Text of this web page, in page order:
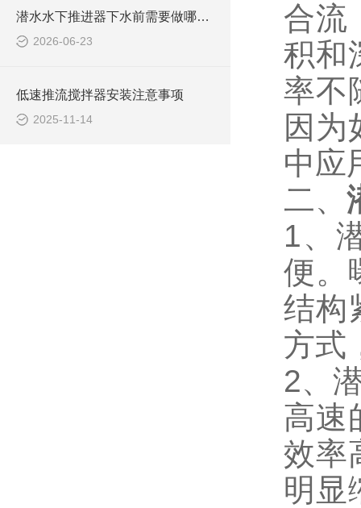
潜水水下推进器下水前需要做哪些检查？
2026-06-23
低速推流搅拌器安装注意事项
2025-11-14
合流
积和
率不
因为
中应
二、
1、
便。
结构
方式
2、
高速
效率
明显